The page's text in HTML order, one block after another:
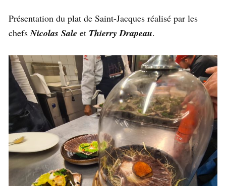
Présentation du plat de Saint-Jacques réalisé par les
chefsNicolas Sale et Thierry Drapeau.